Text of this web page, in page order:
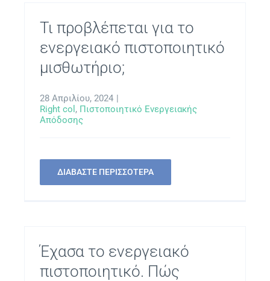
Τι προβλέπεται για το
ενεργειακό πιστοποιητικό
μισθωτήριο;
28 Απριλίου, 2024 |
Right col , Πιστοποιητικό Ενεργειακής
Απόδοσης
ΔΙΑΒΑΣΤΕ ΠΕΡΙΣΣΟΤΕΡΑ
Έχασα το ενεργειακό
πιστοποιητικό. Πώς